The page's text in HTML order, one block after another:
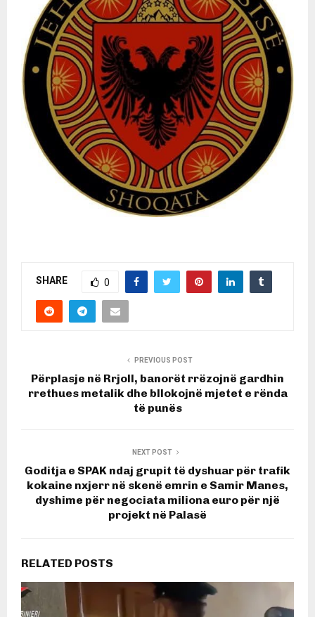
SHARE 0
PREVIOUS POST
Përplasje në Rrjoll, banorët rrëzojnë gardhin
rrethues metalik dhe bllokojnë mjetet e rënda
të punës
NEXT POST
Goditja e SPAK ndaj grupit të dyshuar për trafik
kokaine nxjerr në skenë emrin e Samir Manes,
dyshime për negociata miliona euro për një
projekt në Palasë
RELATED POSTS